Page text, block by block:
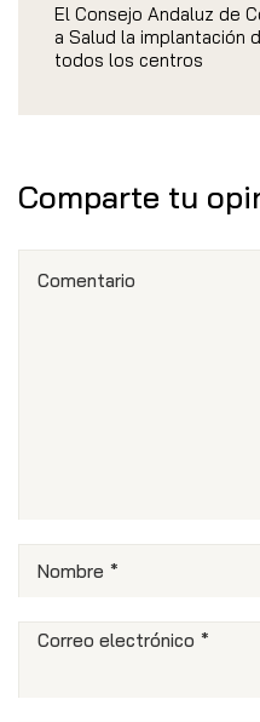
El Consejo Andaluz de
a Salud la implantación
todos los centros
Comparte tu
Comentario
Nombre *
Correo electrónico *